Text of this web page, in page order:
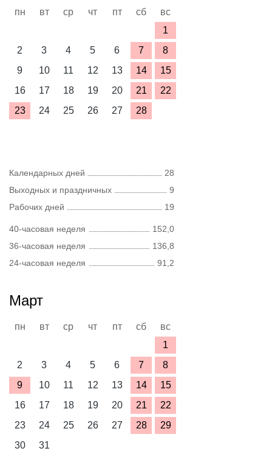
пн вт ср чт пт сб
вс
1
2
3 4 5 6 7
8
9
10 11 12 13 14
15
16
17 18 19 20 21
22
23
24 25 26 27 28
Календарных дней
28
Выходных и праздничных
9
Рабочих дней
19
40-часовая неделя
152,0
36-часовая неделя
136,8
24-часовая неделя
91,2
Март
пн вт ср чт пт сб
вс
1
2
3 4 5 6 7
8
9
10 11 12 13 14
15
16
17 18 19 20 21
22
23
24 25 26 27 28
29
30
31